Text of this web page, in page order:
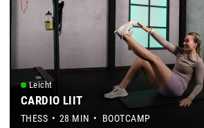
THESS • 28 MIN • BOOTCAMP
CARDIO LIIT
Leicht